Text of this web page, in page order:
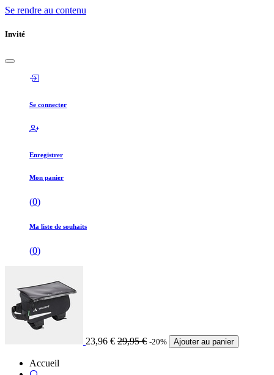
Se rendre au contenu
Invité
Se connecter
Enregistrer
Mon panier
(0)
Ma liste de souhaits
(0)
23,96 € 29,95€ -20% Ajouter au panier
Accueil